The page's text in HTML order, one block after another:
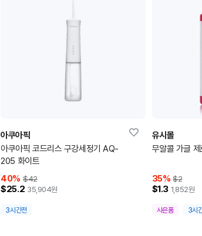
아쿠아픽
아쿠아픽 코드리스 구강세정기 AQ-
205 화이트
40% $42
$25.2 35,904원
3시간전
유시몰
무알콜 가글
35% $2
$1.3 1,852원
사은품 3시